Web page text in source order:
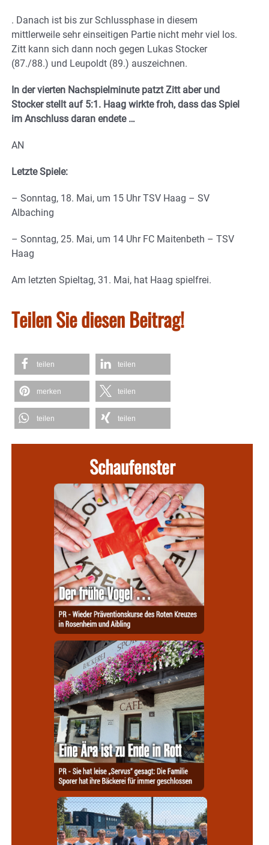
. Danach ist bis zur Schlussphase in diesem
mittlerweile sehr einseitigen Partie nicht mehr viel los.
Zitt kann sich dann noch gegen Lukas Stocker
(87./88.) und Leupoldt (89.) auszeichnen.
In der vierten Nachspielminute patzt Zitt aber und
Stocker stellt auf 5:1. Haag wirkte froh, dass das Spiel
im Anschluss daran endete …
AN
Letzte Spiele:
– Sonntag, 18. Mai, um 15 Uhr TSV Haag – SV
Albaching
– Sonntag, 25. Mai, um 14 Uhr FC Maitenbeth – TSV
Haag
Am letzten Spieltag, 31. Mai, hat Haag spielfrei.
Teilen Sie diesen Beitrag!
teilen teilen
merken teilen
teilen teilen
Schaufenster